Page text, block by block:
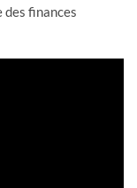
finances